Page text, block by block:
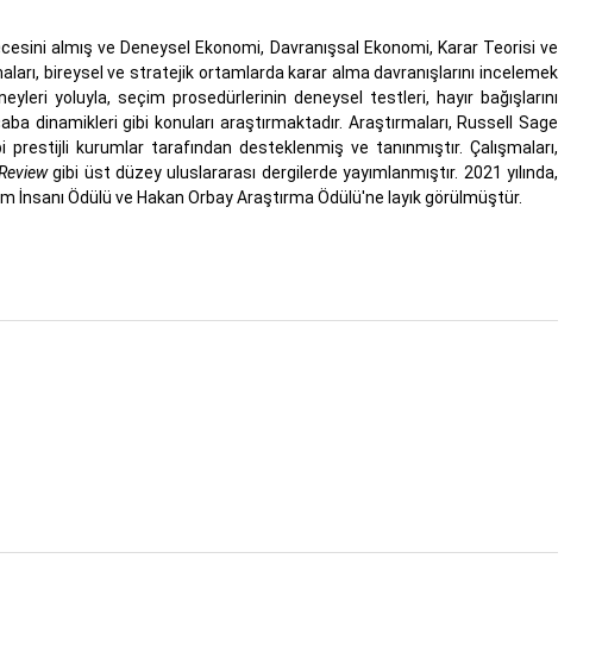
almış ve Deneysel Ekonomi, Davranışsal Ekonomi, Karar Teorisi ve
bireysel ve stratejik ortamlarda karar alma davranışlarını incelemek
yoluyla, seçim prosedürlerinin deneysel testleri, hayır bağışlarını
dinamikleri gibi konuları araştırmaktadır. Araştırmaları, Russell Sage
kurumlar tarafından desteklenmiş ve tanınmıştır. Çalışmaları,
gibi üst düzey uluslararası dergilerde yayımlanmıştır. 2021 yılında,
İnsanı Ödülü ve Hakan Orbay Araştırma Ödülü'ne layık görülmüştür.